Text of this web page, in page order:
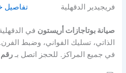
تفاصيل
صيانة بوتاجازات أريستون في
الذاتي، تسليك الفواني، وضبط
في جميع المراكز. للحجز اتصل بـرقم